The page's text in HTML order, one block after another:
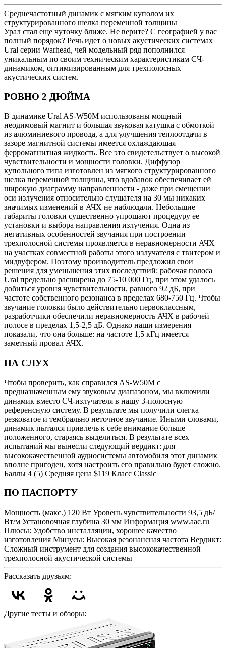
Среднечастотный динамик с мягким куполом их
структурированного шелка переменной толщины
Урал стал еще чуточку ближе. Не верите? С географией у вас
полный порядок? Речь идет о новых акустических системах
Ural серии Warhead, чей модельный ряд пополнился
уникальным по своим техническим характеристикам СЧ-
динамиком, оптимизированным для трехполосных
акустических систем.
РОВНО 2 ДЮЙМА
В динамике Ural AS-W50M использованы мощный
неодимовый магнит и большая звуковая катушка с обмоткой
из алюминиевого провода, а для улучшения теплоотдачи в
зазоре магнитной системы имеется охлаждающая
ферромагнитная жидкость. Все это свидетельствует о высокой
чувствительности и мощности головки. Диффузор
купольного типа изготовлен из мягкого структурированного
шелка переменной толщины, что вдобавок обеспечивает ей
широкую диаграмму направленности - даже при смещении
оси излучения относительно слушателя на 30 мы никаких
значимых изменений в АЧХ не наблюдали. Небольшие
габариты головки существенно упрощают процедуру ее
установки и выбора направления излучения. Одна из
негативных особенностей звучания при построении
трехполосной системы проявляется в неравномерности АЧХ
на участках совместной работы этого излучателя с твитером и
мидвуфером. Поэтому производитель предложил свои
решения для уменьшения этих последствий: рабочая полоса
Ural предельно расширена до 75-10 000 Гц, при этом удалось
добиться уровня чувствительности, равного 92 дБ, при
частоте собственного резонанса в пределах 680-750 Гц. Чтобы
звучание головки было действительно первоклассным,
разработчики обеспечили неравномерность АЧХ в рабочей
полосе в пределах 1,5-2,5 дБ. Однако наши измерения
показали, что она больше: на частоте 1,5 кГц имеется
заметный провал АЧХ.
НА СЛУХ
Чтобы проверить, как справился AS-W50M с
предназначенным ему звуковым диапазоном, мы включили
динамик вместо СЧ-излучателя в нашу 3-полосную
референсную систему. В результате мы получили слегка
резковатое и тембрально неточное звучание. Иными словами,
динамик пытался привлечь к себе внимание больше
положенного, стараясь выделиться. В результате всех
испытаний мы вынесли следующий вердикт: для
высококачественной аудиосистемы автомобиля этот динамик
вполне пригоден, хотя настроить его правильно будет сложно.
Баллы 4 (5) Средняя цена $119 Класс Classic
ПО ПАСПОРТУ
Мощность (макс.) 120 Вт Уровень чувствительности 93,5 дБ/
Вт/м Установочная глубина 30 мм Информация www.aac.ru
Плюсы: Удобство инсталляции, хорошее качество
изготовления Минусы: Высокая резонансная частота Вердикт:
Сложный инструмент для создания высококачественной
трехполосной акустической системы
Рассказать друзьям:
Другие тесты и обзоры: